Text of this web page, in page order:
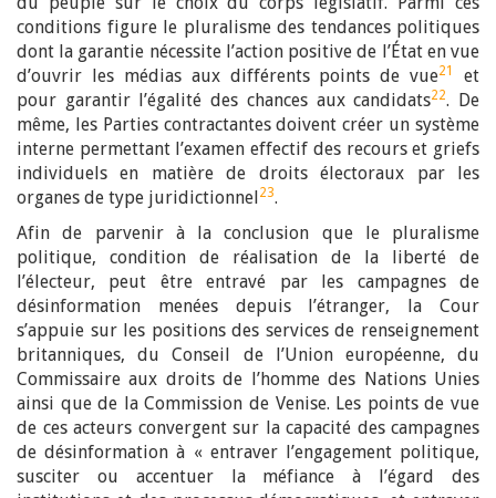
conditions figure le pluralisme des tendances politiques
dont la garantie nécessite l’action positive de l’État en vue
d’ouvrir les médias aux différents points de vue21
et
pour garantir l’égalité des chances aux candidats22. De
même, les Parties contractantes doivent créer un système
interne permettant l’examen effectif des recours et griefs
individuels en matière de droits électoraux par les
organes de type juridictionnel 23.
Afin de parvenir à la conclusion que le pluralisme
politique, condition de réalisation de la liberté de
l’électeur, peut être entravé par les campagnes de
désinformation menées depuis l’étranger, la Cour
s’appuie sur les positions des services de renseignement
britanniques, du Conseil de l’Union européenne, du
Commissaire aux droits de l’homme des Nations Unies
ainsi que de la Commission de Venise. Les points de vue
de ces acteurs convergent sur la capacité des campagnes
de désinformation à « entraver l’engagement politique,
susciter ou accentuer la méfiance à l’égard des